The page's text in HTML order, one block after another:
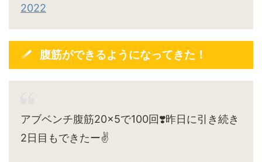
2022
腹筋ができるようになってきた！
アブベンチ腹筋20×5で100回❣️昨日に引き続き
2日目もできたー✌️